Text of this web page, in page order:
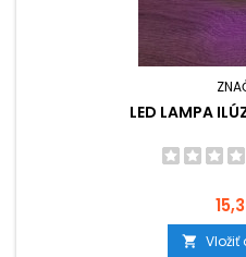
LED LAMPA
 Vložiť